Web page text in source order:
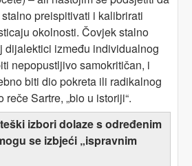
preispitivati i kalibrirati
okolnosti. Čovjek stalno
dijalektici između individualnog
nepopustljivo samokritičan, i
biti dio pokreta ili radikalnog
Sartre, „bio u istoriji“.
izbori dolaze s određenim
se izbjeći „ispravnim